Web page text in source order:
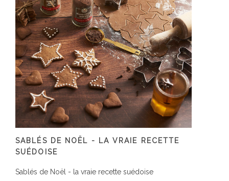
SABLÉS DE NOËL - LA VRAIE RECETTE
SUÉDOISE
Sablés de Noël - la vraie recette suédoise